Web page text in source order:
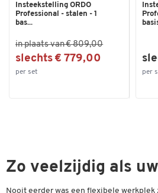
Insteekstelling ORDO
Professional - stalen - 1
bas...
in plaats van € 809,00
slechts € 779,00
per set per
Zo veelzijdig als
Nooit eerder was een flexibele werkplek